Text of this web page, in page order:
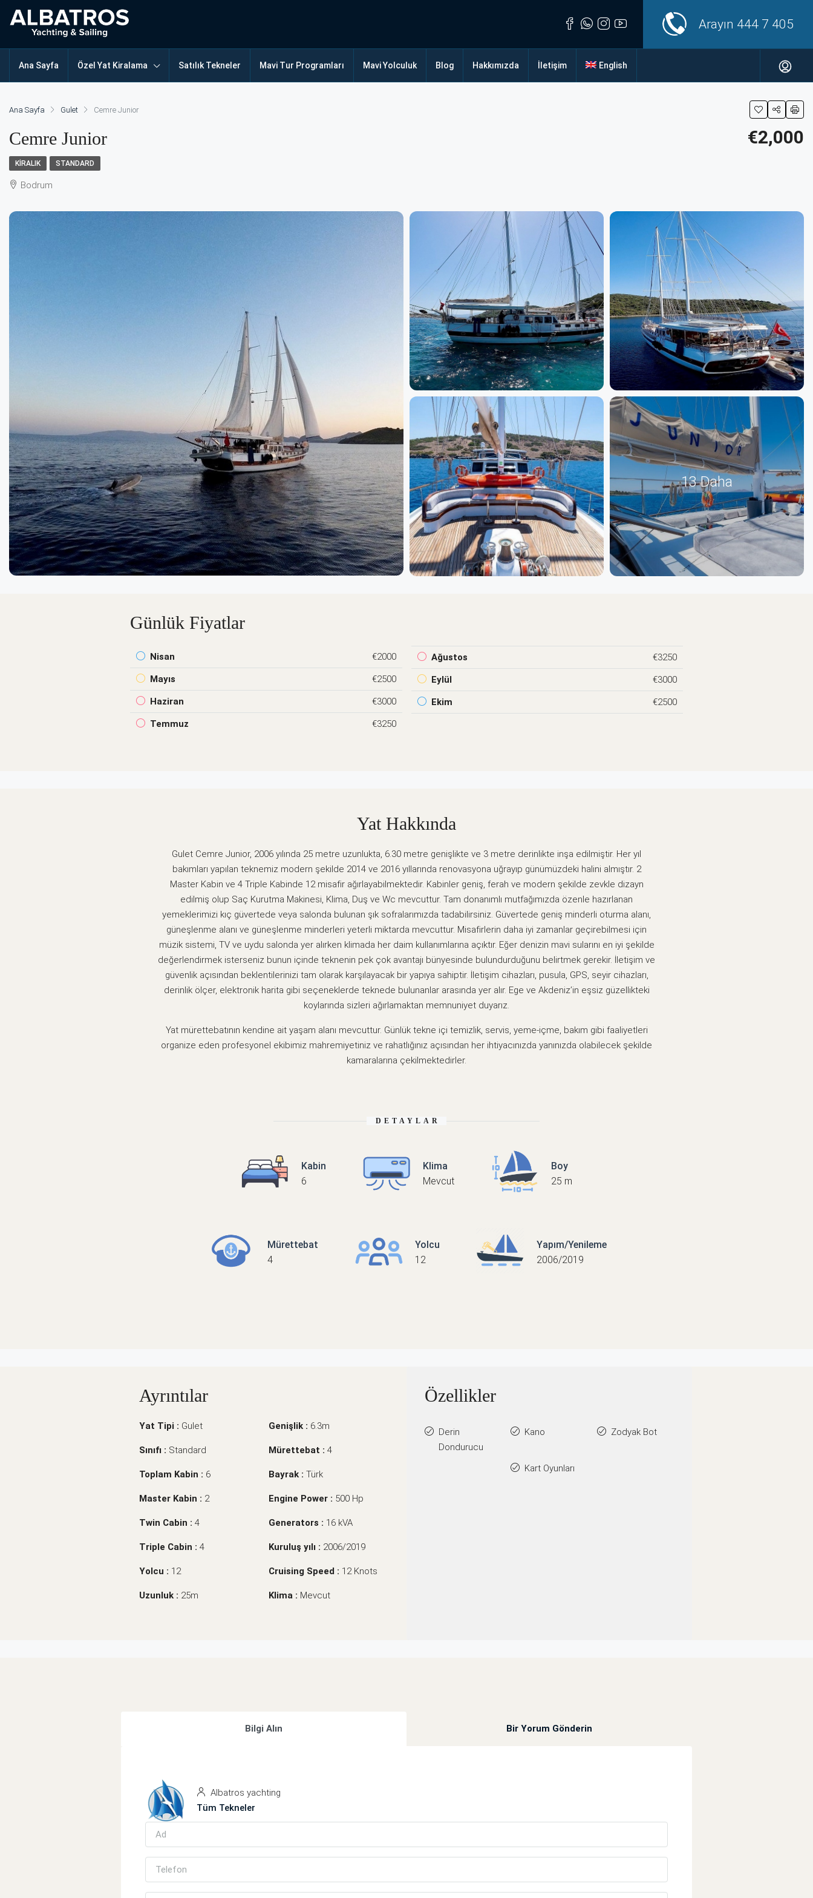
Arayın 444 7 405
Ana Sayfa Özel Yat Kiralama Satılık Tekneler Mavi Tur Programları Mavi Yolculuk Blog Hakkımızda İletişim English
Ana Sayfa Gulet Cemre Junior
Cemre Junior €2,000
KIRALIK STANDARD
Bodrum
13 Daha
Günlük Fiyatlar
Nisan €2000
Mayıs €2500
Haziran €3000
Temmuz €3250
Ağustos €3250
Eylül €3000
Ekim €2500
Yat Hakkında
Gulet Cemre Junior, 2006 yılında 25 metre uzunlukta, 6.30 metre genişlikte ve 3 metre derinlikte inşa edilmiştir. Her yıl
bakımları yapılan teknemiz modern şekilde 2014 ve 2016 yıllarında renovasyona uğrayıp günümüzdeki halini almıştır. 2
Master Kabin ve 4 Triple Kabinde 12 misafir ağırlayabilmektedir. Kabinler geniş, ferah ve modern şekilde zevkle dizayn
edilmiş olup Saç Kurutma Makinesi, Klima, Duş ve Wc mevcuttur. Tam donanımlı mutfağımızda özenle hazırlanan
yemeklerimizi kıç güvertede veya salonda bulunan şık sofralarımızda tadabilirsiniz. Güvertede geniş minderli oturma alanı,
güneşlenme alanı ve güneşlenme minderleri yeterli miktarda mevcuttur. Misafirlerin daha iyi zamanlar geçirebilmesi için
müzik sistemi, TV ve uydu salonda yer alırken klimada her daim kullanımlarına açıktır. Eğer denizin mavi sularını en iyi şekilde
değerlendirmek isterseniz bunun içinde teknenin pek çok avantajı bünyesinde bulundurduğunu belirtmek gerekir. İletişim ve
güvenlik açısından beklentilerinizi tam olarak karşılayacak bir yapıya sahiptir. İletişim cihazları, pusula, GPS, seyir cihazları,
derinlik ölçer, elektronik harita gibi seçeneklerde teknede bulunanlar arasında yer alır. Ege ve Akdeniz’in eşsiz güzellikteki
koylarında sizleri ağırlamaktan memnuniyet duyarız.
Yat mürettebatının kendine ait yaşam alanı mevcuttur. Günlük tekne içi temizlik, servis, yeme-içme, bakım gibi faaliyetleri
organize eden profesyonel ekibimiz mahremiyetiniz ve rahatlığınız açısından her ihtiyacınızda yanınızda olabilecek şekilde
kamaralarına çekilmektedirler.
DETAYLAR
Kabin
6
Klima
Mevcut
Boy
25 m
Mürettebat
4
Yolcu
12
Yapım/Yenileme
2006/2019
Ayrıntılar
Yat Tipi : Gulet
Sınıfı : Standard
Toplam Kabin : 6
Master Kabin : 2
Twin Cabin : 4
Triple Cabin : 4
Yolcu : 12
Uzunluk : 25m
Genişlik : 6.3m
Mürettebat : 4
Bayrak : Türk
Engine Power : 500 Hp
Generators : 16 kVA
Kuruluş yılı : 2006/2019
Cruising Speed : 12 Knots
Klima : Mevcut
Özellikler
Derin
Dondurucu
Kano
Kart Oyunları
Zodyak Bot
Bilgi Alın Bir Yorum Gönderin
Albatros yachting
Tüm Tekneler